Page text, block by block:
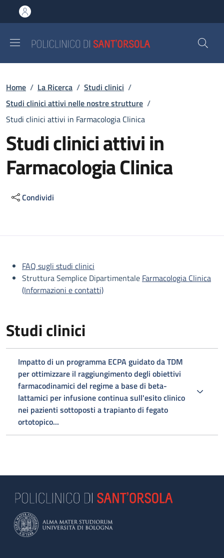
al contenuto principale
to footer content
Briciole di pane
Home / La Ricerca / Studi clinici /
Studi clinici attivi nelle nostre strutture /
Studi clinici attivi in Farmacologia Clinica
Studi clinici attivi in
Farmacologia Clinica
Condividi
Descrizione
FAQ sugli studi clinici
Struttura Semplice Dipartimentale Farmacologia Clinica
(Informazioni e contatti)
Studi clinici
Impatto di un programma ECPA guidato da TDM
per ottimizzare il raggiungimento degli obiettivi
farmacodinamici del regime a base di beta-
lattamici per infusione continua sull'esito clinico
nei pazienti sottoposti a trapianto di fegato
ortotopico...